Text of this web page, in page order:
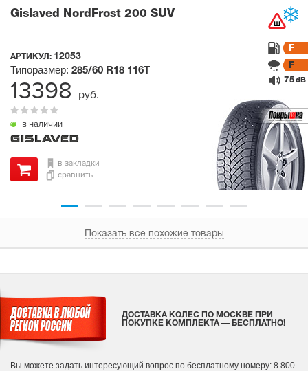
Gislaved NordFrost 200 SUV
АРТИКУЛ: 12053
в наличии
Типоразмер: 285/60 R18 116T
F
F
75 dB
в закладки
сравнить
13398 руб.
Показать все похожие товары
ДОСТАВКА КОЛЕС ПО МОСКВЕ ПРИ
ПОКУПКЕ КОМПЛЕКТА — БЕСПЛАТНО!
Вы можете задать интересующий вопрос по бесплатному номеру: 8 800